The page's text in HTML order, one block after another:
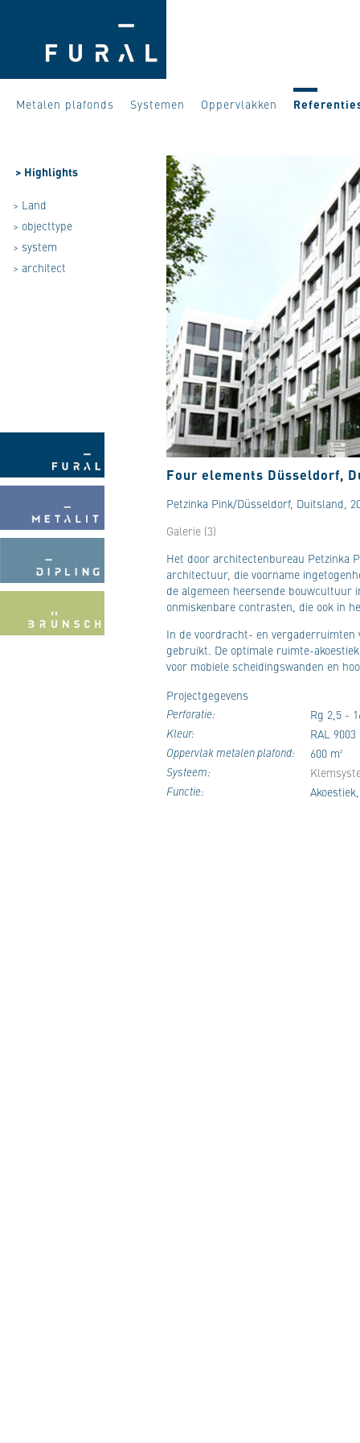
Metalen plafonds Systemen Oppervlakken
> Highlights
> Land
> objecttype
> system
> architect
Four elements Düsseldorf,
Petzinka Pink/Düsseldorf, Duitsland,
Galerie (3)
Het door architectenbureau Petzinka
architectuur, die voorname
de algemeen heersende bouwcultuur
onmiskenbare contrasten, die ook in
In de voordracht- en
gebruikt. De optimale ruimte-
voor mobiele scheidingswanden en
Projectgegevens
Perforatie: Rg 2,5 -
Kleur: RAL 9003
Oppervlak metalen plafond: 600 m²
Systeem:
Functie: